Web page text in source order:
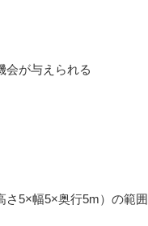
会が与えられる
5×幅5×奥行5m）の範囲